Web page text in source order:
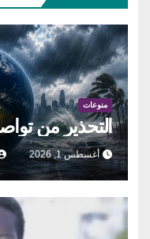
منوعات
التحذير من
أغسطس 1, 2026